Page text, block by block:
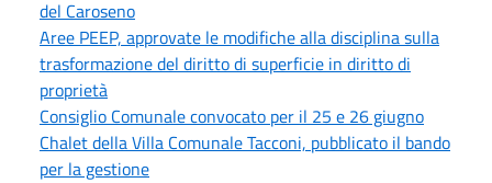
del Caroseno
Aree PEEP, approvate le modifiche alla disciplina sulla
trasformazione del diritto di superficie in diritto di
proprietà
Consiglio Comunale convocato per il 25 e 26 giugno
Chalet della Villa Comunale Tacconi, pubblicato il bando
per la gestione